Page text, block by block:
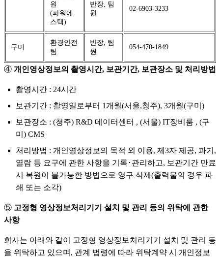
원
(파워에
스택)
반장, 팀
원
02-6903-3233
구미
환경안전
팀
반장, 팀
원
054-470-1849
④ 개인영상정보의 촬영시간, 보관기간, 보관장소 및 처리방법
촬영시간 : 24시간
보관기간 : 촬영일로부터 1개월(서울,청주), 3개월(구미)
보관장소 : (청주) R&D 데이터센터 , (서울) IT장비룸 , (구
미) CMS
처리방법 : 개인영상정보의 목적 외 이용, 제3자 제공, 파기,
열람 등 요구에 관한 사항을 기록･관리하고, 보관기간 만료
시 복원이 불가능한 방법으로 영구 삭제(출력물의 경우 파
쇄 또는 소각)
⑤ 고정형 영상정보처리기기 설치 및 관리 등의 위탁에 관한
사항
회사는 아래와 같이 고정형 영상정보처리기기 설치 및 관리 등
을 위탁하고 있으며, 관계 법령에 따라 위탁계약 시 개인정보